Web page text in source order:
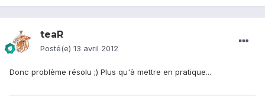
teaR
Posté(e) 13 avril 2012
Donc problème résolu ;) Plus qu'à mettre en pratique...